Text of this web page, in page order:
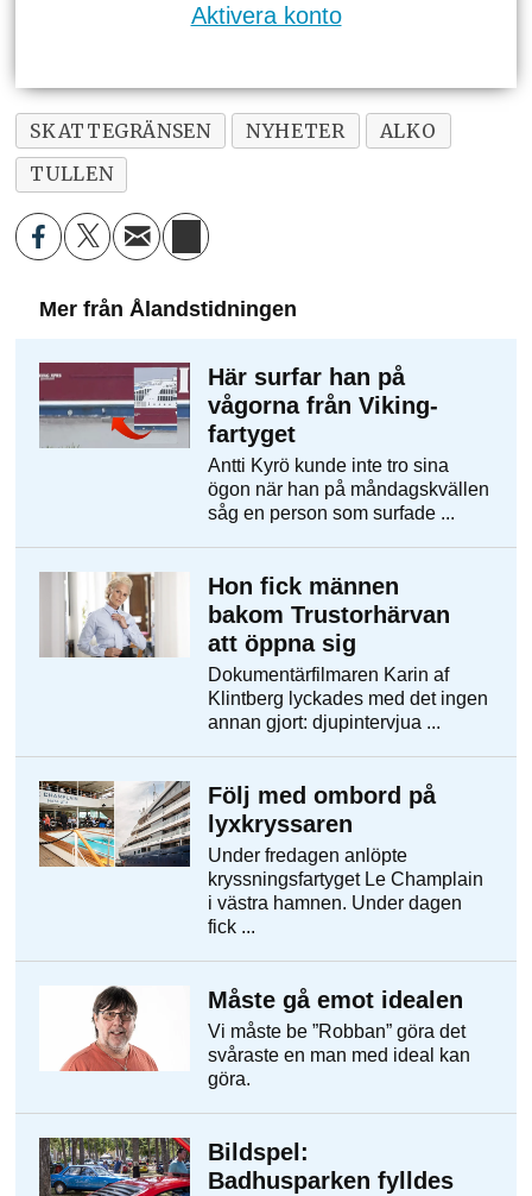
Aktivera konto
SKATTEGRÄNSEN NYHETER
ALKO
TULLEN